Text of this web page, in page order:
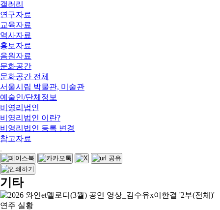
갤러리
연구자료
교육자료
역사자료
홍보자료
음원자료
문화공간
문화공간 전체
서울시립 박물관, 미술관
예술인/단체정보
비영리법인
비영리법인 이란?
비영리법인 등록 변경
참고자료
기타